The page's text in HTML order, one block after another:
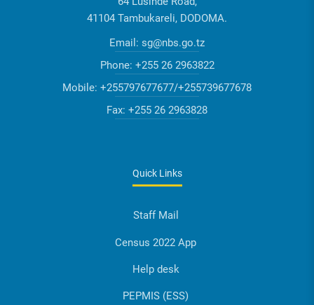
41104 Tambukareli, DODOMA.
Email: sg@nbs.go.tz
Phone: +255 26 2963822
Mobile: +255797677677/+255739677678
Fax: +255 26 2963828
Quick Links
Staff Mail
Census 2022 App
Help desk
PEPMIS (ESS)